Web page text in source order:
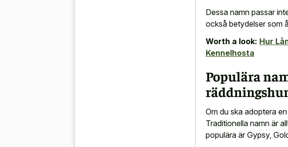
Dessa namn passar
också betydelser som
Worth a look: Hur
Kennelhosta
Populära
Om du ska adoptera
Traditionella namn är
populära är Gypsy,